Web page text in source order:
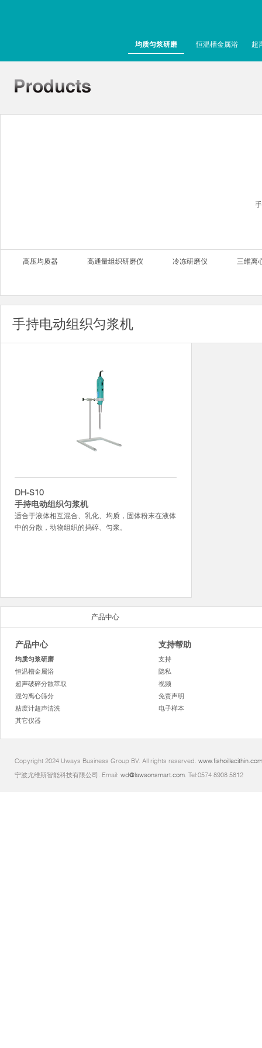
均质匀浆研磨 恒温槽金属浴 超
高压均质器 高通量组织研磨仪 冷冻研磨仪 三维离
手持电动组织匀浆机
DH-S10
手持电动组织匀浆机
适合于液体相互混合、乳化、均质，固体粉末在液体
中的分散，动物组织的捣碎、匀浆。
产品中心
产品中心
均质匀浆研磨
恒温槽金属浴
超声破碎分散萃取
混匀离心筛分
粘度计超声清洗
其它仪器
支持帮助
支持
隐私
视频
免责声明
电子样本
Copyright 2024 Uways Business Group BV. All rights reserved. www.fishoillecithin.com
宁波尤维斯智能科技有限公司. Email: wd@lawsonsmart.com. Tel:0574 8908 5812